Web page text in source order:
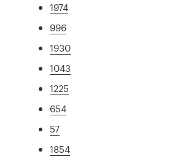
1974
996
1930
1043
1225
654
57
1854